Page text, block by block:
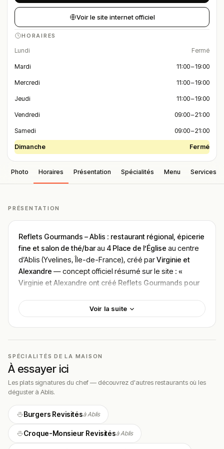
Voir le site internet officiel
HORAIRES
Lundi Fermé
Mardi 11:00 – 19:00
Mercredi 11:00 – 19:00
Jeudi 11:00 – 19:00
Vendredi 09:00 – 21:00
Samedi 09:00 – 21:00
Dimanche Fermé
Photo Horaires Présentation Spécialités Menu Services
PRÉSENTATION
Reflets Gourmands – Ablis : restaurant régional, épicerie
fine et salon de thé/barau 4 Place de l’Église au centre
d’Ablis (Yvelines, Île-de-France), créé parVirginie et
Alexandre — concept officiel résumé sur le site : «
Virginie et Alexandre ont créé Reflets Gourmands pour
meilleurs produits de nos régions. Des produits locaux
et des terroirs français sélectionnés pour leur qualité et
leur histoire », avec sontriple concept signature absolu
(Restaurant + Épicerie fine + Salon de thé et bar) — la
maison
« célèbre le savoir-faire culinaire français »
propose des
plats savoureux et gourmands avec une
pointe de créativité
l’inattendu avec nos burgers, croques monsieur et nos
salades revisitées ! »
« Ces produits sont disponibles à la vente dans
l’épicerie fine et à déguster sur place au restaurant et
tout au long de la journée au salon de thé et bar »
signatures plébiscitées :burgers revisités,croque-
Voir la suite
SPÉCIALITÉS DE LA MAISON
À essayer ici
Les plats signatures du chef — découvrez d'autres restaurants où les
déguster à Ablis.
Burgers Revisitésà Ablis
Croque-Monsieur Revisitésà Ablis